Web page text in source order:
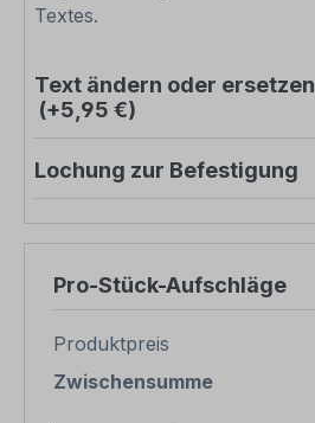
Textes.
Text ändern oder ersetzen
(+5,95 €)
Lochung zur Befestigung
Pro-Stück-Aufschläge
Produktpreis
Zwischensumme